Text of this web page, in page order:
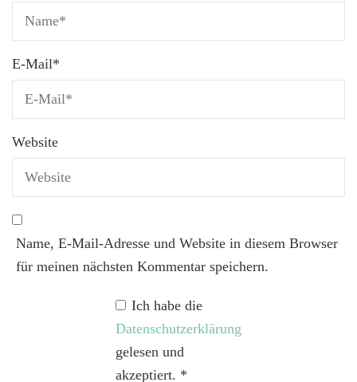
E-Mail*
Website
Name, E-Mail-Adresse und Website in diesem Browser
für meinen nächsten Kommentar speichern.
Ich habe die
Datenschutzerklärung
gelesen und
akzeptiert. *